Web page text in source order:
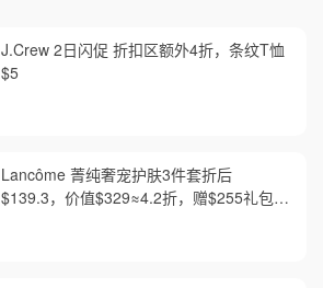
J.Crew 2日闪促 折扣区额外4折，条纹T恤
$5
Lancôme 菁纯奢宠护肤3件套折后
$139.3，价值$329≈4.2折，赠$255礼包含